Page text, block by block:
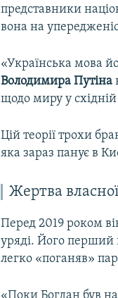
представники
вона на
«Українська мова
Володимира Путіна
щодо миру у
Цій теорії трохи
яка зараз панує в
Жертва
Перед 2019 роком
уряді. Його перший
легко «поганяв»